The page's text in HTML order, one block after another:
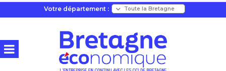
Votre département :